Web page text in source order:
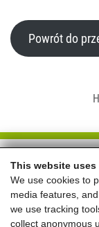
This website
We use cookies to
media features,
we use tracking
collect anonymous
Powrót do
Familie